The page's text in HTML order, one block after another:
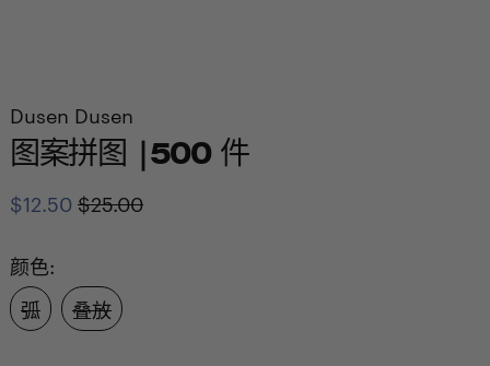
Dusen Dusen
图案拼图 |500 件
Regular
$12.50 Sale
$25.00
颜色:
弧
叠放